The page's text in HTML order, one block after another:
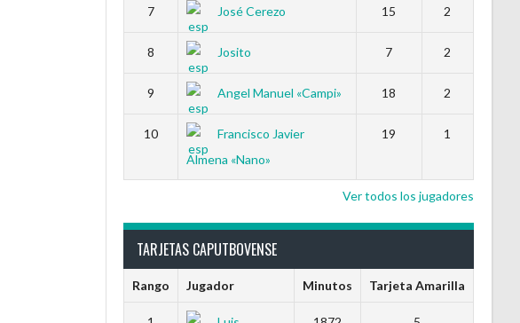
7 José Cerezo 15 2
8 Josito 7 2
9 Angel Manuel «Campi» 18 2
10
Francisco Javier
Almena «Nano»
19 1
Ver todos los jugadores
TARJETAS CAPUTBOVENSE
Rango Jugador Minutos Tarjeta Amarilla